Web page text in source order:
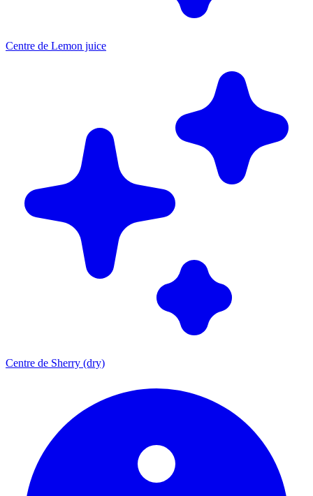
Centre de Lemon juice
Centre de Sherry (dry)